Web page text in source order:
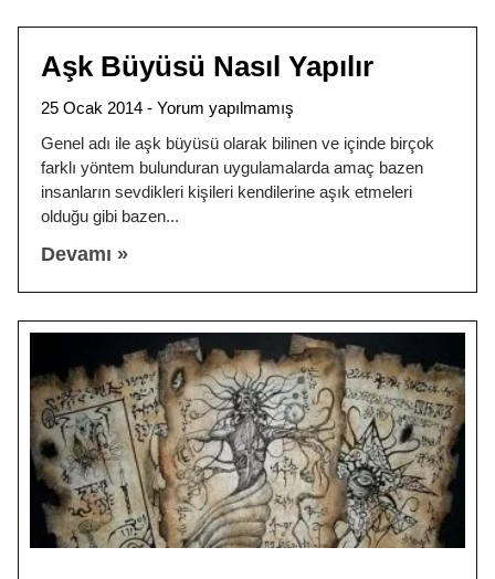
Aşk Büyüsü Nasıl Yapılır
25 Ocak 2014
Yorum yapılmamış
Genel adı ile aşk büyüsü olarak bilinen ve içinde birçok
farklı yöntem bulunduran uygulamalarda amaç bazen
insanların sevdikleri kişileri kendilerine aşık etmeleri
olduğu gibi bazen
Devamı »